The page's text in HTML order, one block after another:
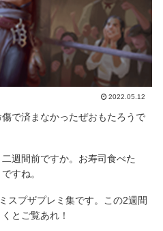
2022.05.12
で済まなかったぜおもたろうで
週間前ですか。お寿司食べた
すね。
スプザプレミ集です。この2週間
とご覧あれ！